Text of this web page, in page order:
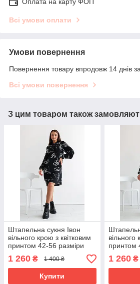
Оплата на карту ФОП
Всі умови оплати
Умови повернення
Повернення товару впродовж 14 днів
Всі умови повернення
З цим товаром також
Штапельна сукня Івон
вільного крою з квітковим
принтом 42-56 разміри
1 260 ₴ 1 400 ₴
Купити
вільного
принтом
білим
1 260₴